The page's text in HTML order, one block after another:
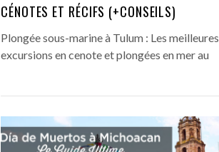
CÉNOTES ET RÉCIFS (+CONSEILS)
Plongée sous-marine à Tulum : Les meilleures
excursions en cenote et plongées en mer au